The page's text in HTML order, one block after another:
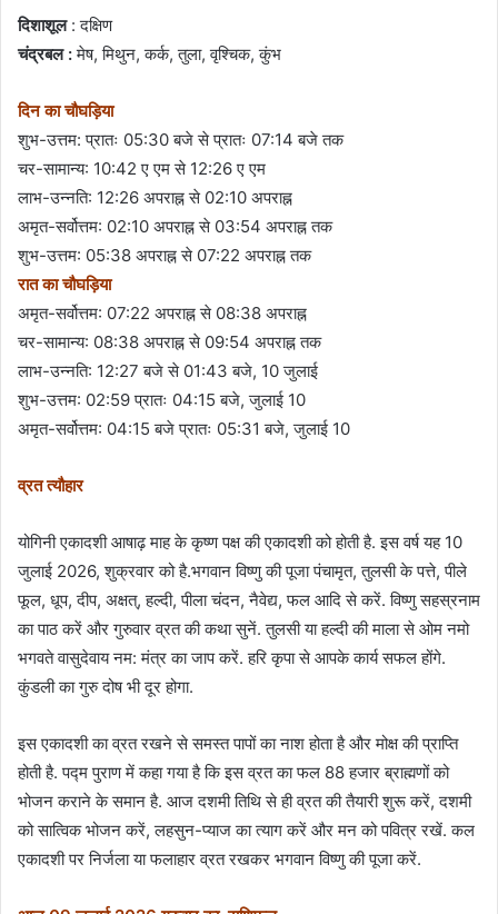
दिशाशूल: दक्षिण
चंद्रबल :मेष, मिथुन, कर्क, तुला, वृश्चिक, कुंभ
दिन का चौघड़िया
शुभ-उत्तम: प्रातः 05:30 बजे से प्रातः 07:14 बजे तक
चर-सामान्य: 10:42 ए एम से 12:26 ए एम
लाभ-उन्नति: 12:26 अपराह्न से 02:10 अपराह्न
अमृत-सर्वोत्तम: 02:10 अपराह्न से 03:54 अपराह्न तक
शुभ-उत्तम: 05:38 अपराह्न से 07:22 अपराह्न तक
रात का चौघड़िया
अमृत-सर्वोत्तम: 07:22 अपराह्न से 08:38 अपराह्न
चर-सामान्य: 08:38 अपराह्न से 09:54 अपराह्न तक
लाभ-उन्नति: 12:27 बजे से 01:43 बजे, 10 जुलाई
शुभ-उत्तम: 02:59 प्रातः 04:15 बजे, जुलाई 10
अमृत-सर्वोत्तम: 04:15 बजे प्रातः 05:31 बजे, जुलाई 10
व्रत त्यौहार
योगिनी एकादशी आषाढ़ माह के कृष्ण पक्ष की एकादशी को होती है. इस वर्ष यह 10
जुलाई 2026, शुक्रवार को है.भगवान विष्णु की पूजा पंचामृत, तुलसी के पत्ते, पीले
फूल, धूप, दीप, अक्षत्, हल्दी, पीला चंदन, नैवेद्य, फल आदि से करें. विष्णु सहस्रनाम
का पाठ करें और गुरुवार व्रत की कथा सुनें. तुलसी या हल्दी की माला से ओम नमो
भगवते वासुदेवाय नम: मंत्र का जाप करें. हरि कृपा से आपके कार्य सफल होंगे.
कुंडली का गुरु दोष भी दूर होगा.
इस एकादशी का व्रत रखने से समस्त पापों का नाश होता है और मोक्ष की प्राप्ति
होती है. पद्म पुराण में कहा गया है कि इस व्रत का फल 88 हजार ब्राह्मणों को
भोजन कराने के समान है. आज दशमी तिथि से ही व्रत की तैयारी शुरू करें, दशमी
को सात्विक भोजन करें, लहसुन-प्याज का त्याग करें और मन को पवित्र रखें. कल
एकादशी पर निर्जला या फलाहार व्रत रखकर भगवान विष्णु की पूजा करें.